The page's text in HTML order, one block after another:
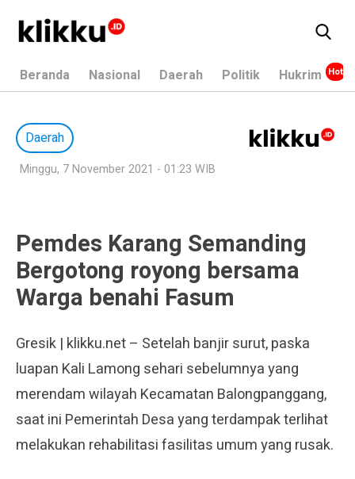
Beranda Nasional Daerah Politik Hukrim
Daerah
Minggu, 7 November 2021 - 01:23 WIB
Pemdes Karang Semanding
Bergotong royong bersama
Warga benahi Fasum
Gresik | klikku.net – Setelah banjir surut, paska
luapan Kali Lamong sehari sebelumnya yang
merendam wilayah Kecamatan Balongpanggang,
saat ini Pemerintah Desa yang terdampak terlihat
melakukan rehabilitasi fasilitas umum yang rusak.